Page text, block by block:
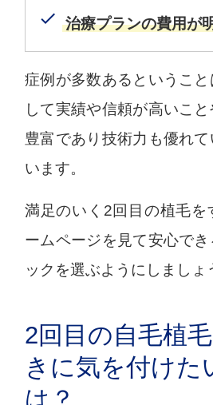
治療プランの費用が
症例が多数あるというこ
して実績や信頼が高いこ
豊富であり技術力も優れ
います。
満足のいく2回目の植毛を
ームページを見て安心で
ックを選ぶようにしましょ
2回目の自毛植
きに気を付けた
は？